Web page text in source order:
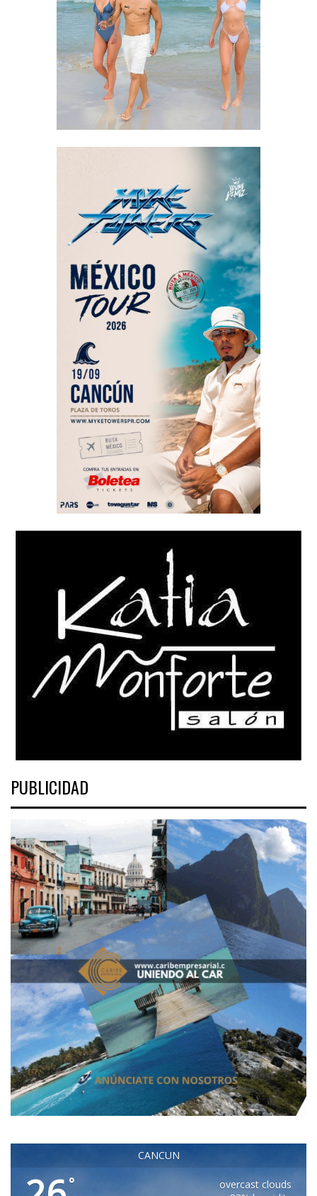
PUBLICIDAD
CANCUN
°
overcast clouds